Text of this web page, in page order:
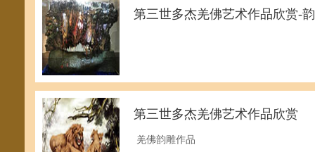
第三世多杰羌佛艺术作品欣赏-
第三世多杰羌佛艺术作品欣赏
羌佛韵雕作品